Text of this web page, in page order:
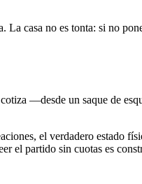
casa no es tonta: si no
—desde un saque de
el verdadero estado
el partido sin cuotas es